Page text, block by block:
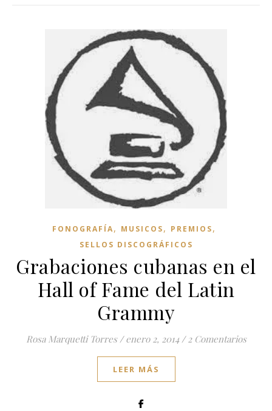
FONOGRAFÍA, MUSICOS, PREMIOS,
SELLOS DISCOGRÁFICOS
Grabaciones cubanas en el
Hall of Fame del Latin
Grammy
Rosa Marquetti Torres / enero 2, 2014 / 2 Comentarios
LEER MÁS